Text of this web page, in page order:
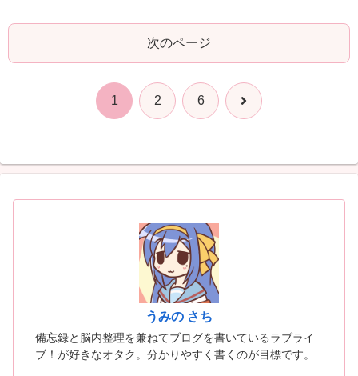
次のページ
1 2 6 次
うみの さち
備忘録と脳内整理を兼ねてブログを書いているラブライ
ブ！が好きなオタク。分かりやすく書くのが目標です。